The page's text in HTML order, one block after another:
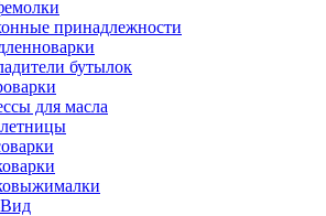
принадлежности
бутылок
для масла